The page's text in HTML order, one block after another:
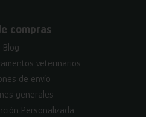
compras
Blog
veterinarios
de envío
generales
Personalizada